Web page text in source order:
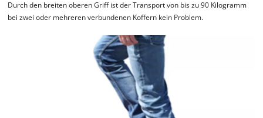
Durch den breiten oberen Griff ist der Transport von bis zu 90 Kilogramm
bei zwei oder mehreren verbundenen Koffern kein Problem.